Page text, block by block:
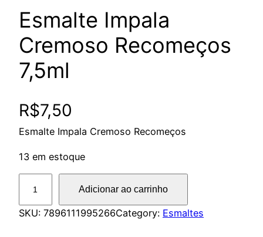
Esmalte Impala
Cremoso Recomeços
7,5ml
R$7,50
Esmalte Impala Cremoso Recomeços
13 em estoque
m
Adicionar ao carrinho
SKU: 7896111995266Category: Esmaltes